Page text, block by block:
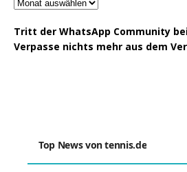
Tritt der WhatsApp Community
Verpasse nichts mehr aus dem